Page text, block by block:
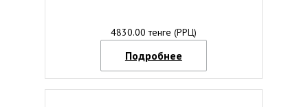
4830.00 тенге (РРЦ)
Подробнее